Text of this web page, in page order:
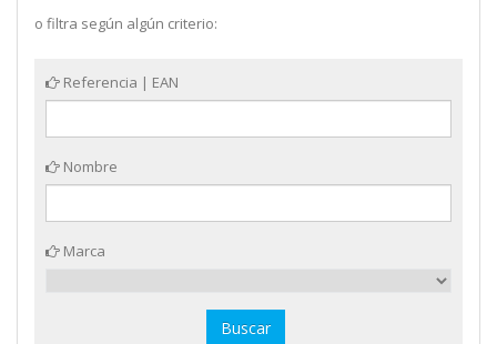
o filtra según algún criterio:
Referencia | EAN
Nombre
Marca